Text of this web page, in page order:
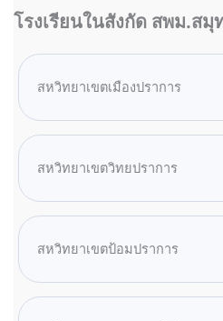
โรงเรียนในสังกัด สพม.สมุ
สหวิทยาเขตเมืองปราการ
สหวิทยาเขตวิทยปราการ
สหวิทยาเขตป้อมปราการ